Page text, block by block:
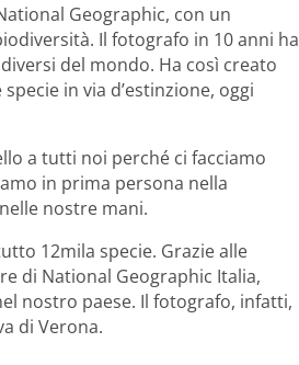
Geographic, con un
Il fotografo in 10 anni ha
del mondo. Ha così creato
in via d’estinzione, oggi
a tutti noi perché ci facciamo
in prima persona nella
nostre mani.
12mila specie. Grazie alle
di National Geographic Italia,
nostro paese. Il fotografo, infatti,
di Verona.